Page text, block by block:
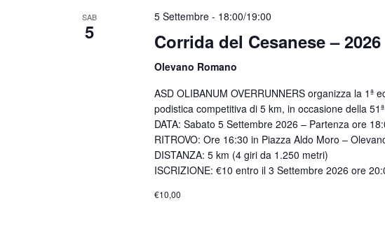
SAB
5
5 Settembre - 18:00/19:00
Corrida del Cesanese – 2026
Olevano Romano
ASD OLIBANUM OVERRUNNERS organizza la 1ª
podistica competitiva di 5 km, in occasione della
DATA: Sabato 5 Settembre 2026 – Partenza ore
RITROVO: Ore 16:30 in Piazza Aldo Moro –
DISTANZA: 5 km (4 giri da 1.250 metri)
ISCRIZIONE: €10 entro il 3 Settembre 2026 ore
€10,00